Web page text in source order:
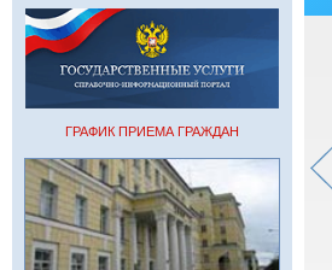
ГРАФИК ПРИЕМА ГРАЖДАН